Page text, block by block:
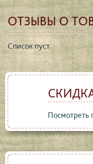
ОТЗЫВЫ О
Список пуст
Посмотреть